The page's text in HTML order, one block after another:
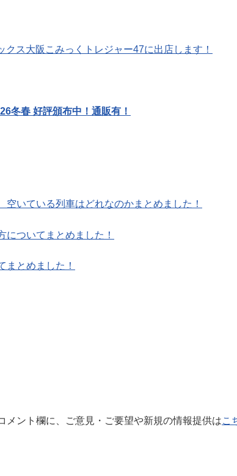
ス大阪こみっくトレジャー47に出店します！
冬春 好評頒布中！通販有！
いている列車はどれなのかまとめました！
についてまとめました！
まとめました！
ント欄に、ご意見・ご要望や新規の情報提供はこ